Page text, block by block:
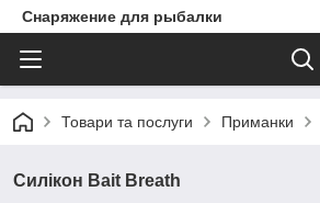
Снаряжение для рыбалки
Товари та послуги Приманки
Силікон Bait Breath